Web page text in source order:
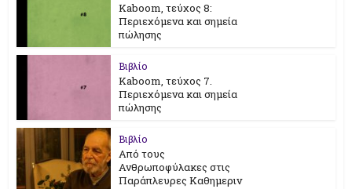
Kaboom, τεύχος 8:
Περιεχόμενα και σημεία
πώλησης
Βιβλίο
Kaboom, τεύχος 7.
Περιεχόμενα και σημεία
πώλησης
Βιβλίο
Από τους
Ανθρωποφύλακες στις
Παράπλευρες Καθημεριν